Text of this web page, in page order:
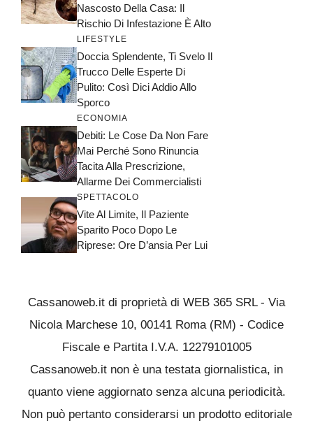
Nascosto Della Casa: Il
Rischio Di Infestazione È Alto
LIFESTYLE
Doccia Splendente, Ti Svelo Il
Trucco Delle Esperte Di
Pulito: Così Dici Addio Allo
Sporco
ECONOMIA
Debiti: Le Cose Da Non Fare
Mai Perché Sono Rinuncia
Tacita Alla Prescrizione,
Allarme Dei Commercialisti
SPETTACOLO
Vite Al Limite, Il Paziente
Sparito Poco Dopo Le
Riprese: Ore D’ansia Per Lui
Cassanoweb.it di proprietà di WEB 365 SRL - Via
Nicola Marchese 10, 00141 Roma (RM) - Codice
Fiscale e Partita I.V.A. 12279101005
Cassanoweb.it non è una testata giornalistica, in
quanto viene aggiornato senza alcuna periodicità.
Non può pertanto considerarsi un prodotto editoriale